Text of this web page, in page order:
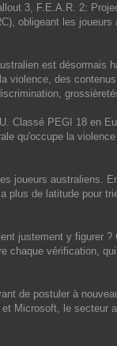
3, F.E.A.R. 2:
obligeant les joueurs
est désormais
violence, des
Classé PEGI 18 en
qu'occupe la
joueurs australiens.
plus de latitude pour
justement y figurer ?
chaque vérification,
de postuler à
Microsoft, le secteur